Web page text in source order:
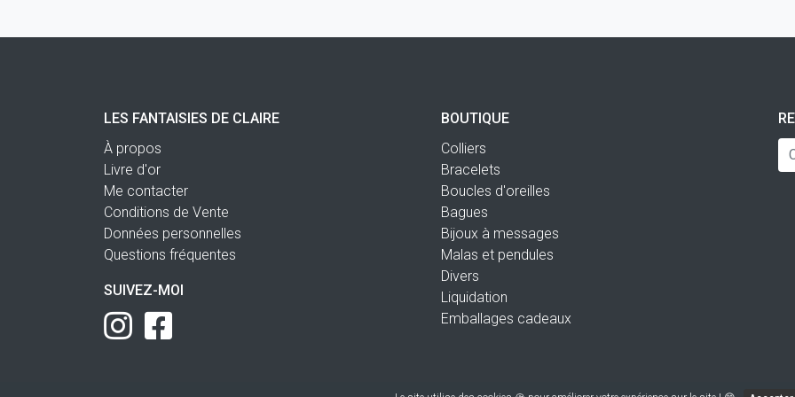
LES FANTAISIES DE CLAIRE
À propos
Livre d'or
Me contacter
Conditions de Vente
Données personnelles
Questions fréquentes
SUIVEZ-MOI
BOUTIQUE
Colliers
Bracelets
Boucles d'oreilles
Bagues
Bijoux à messages
Malas et pendules
Divers
Liquidation
Emballages cadeaux